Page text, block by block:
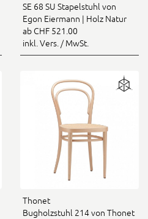
SE 68 SU Stapelstuhl von
Egon Eiermann | Holz Natur
ab CHF 521.00
inkl. Vers. / MwSt.
Thonet
Bugholzstuhl 214 von Thonet